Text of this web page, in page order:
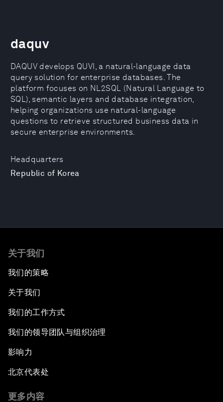
Headquarters
Republic of Korea
daquv
DAQUV develops QUVI, a natural-language data
query solution for enterprise databases. The
platform focuses on NL2SQL (Natural Language to
SQL), semantic layers and database integration,
helping organizations use natural-language
questions to retrieve structured business data in
secure enterprise environments.
关于我们
我们的策略
关于我们
我们的工作方式
我们的领导团队与组织治理
影响力
北京代表处
更多内容